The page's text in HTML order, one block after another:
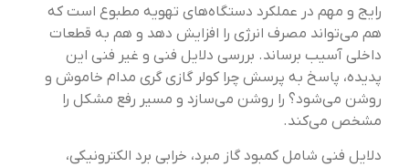
رایج و مهم در عملکرد دستگاه‌های تهویه مطبوع است که
هم می‌تواند مصرف انرژی را افزایش دهد و هم به قطعات
داخلی آسیب برساند. بررسی دلایل فنی و غیر فنی این
پدیده، پاسخ به پرسش چرا کولر گازی گری مدام خاموش و
روشن می‌شود؟ را روشن می‌سازد و مسیر رفع مشکل را
مشخص می‌کند.
دلایل فنی شامل کمبود گاز مبرد، خرابی برد الکترونیکی،